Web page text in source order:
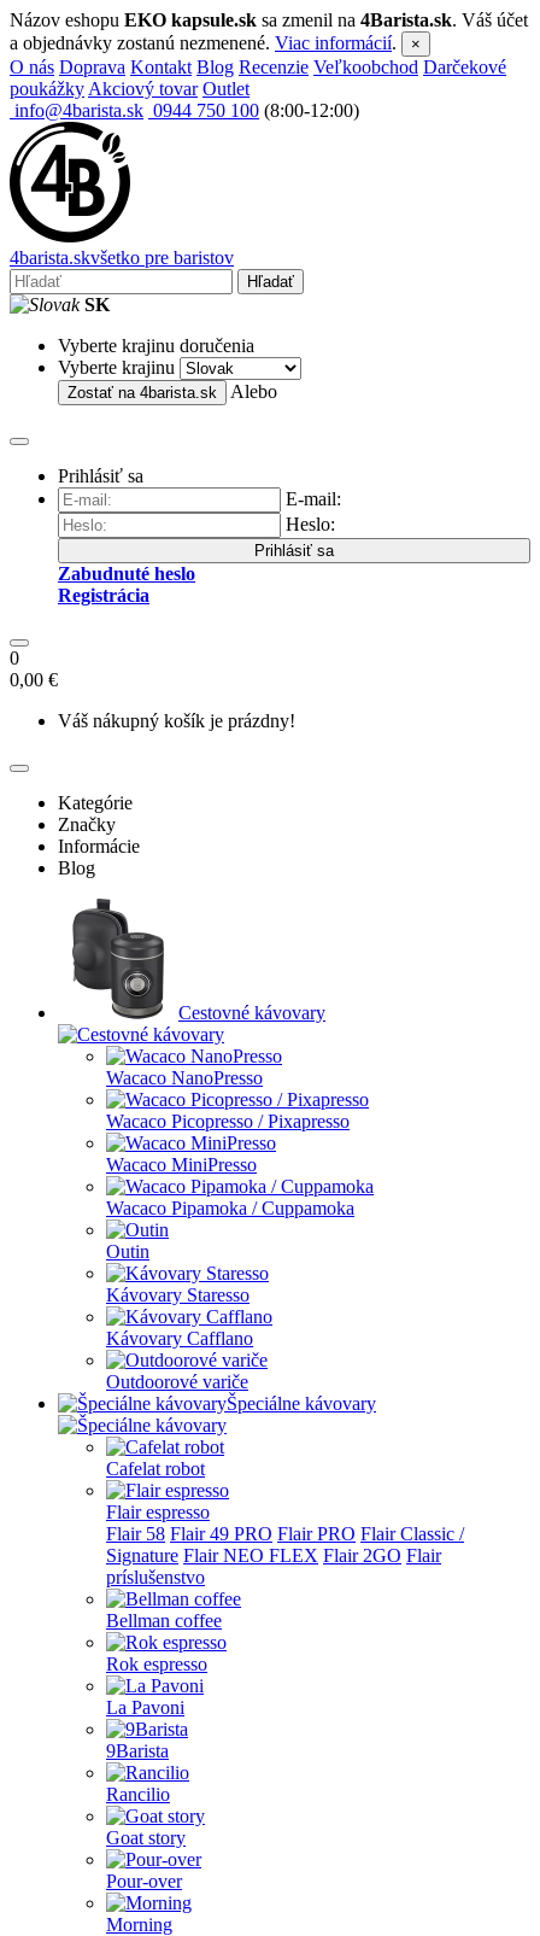
Názov eshopu EKO kapsule.sk sa zmenil na 4Barista.sk. Váš účet
a objednávky zostanú nezmenené. Viac informácií. ×
O nás Doprava Kontakt Blog Recenzie Veľkoobchod Darčekové
poukážky Akciový tovar Outlet
info@4barista.sk 0944 750 100 (8:00-12:00)
4barista.skvšetko pre baristov
Hľadať
SK
Vyberte krajinu doručenia
Vyberte krajinu
Zostať na 4barista.sk Alebo
Prihlásiť sa
E-mail:
Heslo:
Prihlásiť sa
Zabudnuté heslo
Registrácia
0
0,00 €
Váš nákupný košík je prázdny!
Kategórie
Značky
Informácie
Blog
Cestovné kávovary
Wacaco NanoPresso
Wacaco Picopresso / Pixapresso
Wacaco MiniPresso
Wacaco Pipamoka / Cuppamoka
Outin
Kávovary Staresso
Kávovary Cafflano
Outdoorové variče
Špeciálne kávovary
Cafelat robot
Flair espresso
Flair 58 Flair 49 PRO Flair PRO Flair Classic /
Signature Flair NEO FLEX Flair 2GO Flair
príslušenstvo
Bellman coffee
Rok espresso
La Pavoni
9Barista
Rancilio
Goat story
Pour-over
Morning